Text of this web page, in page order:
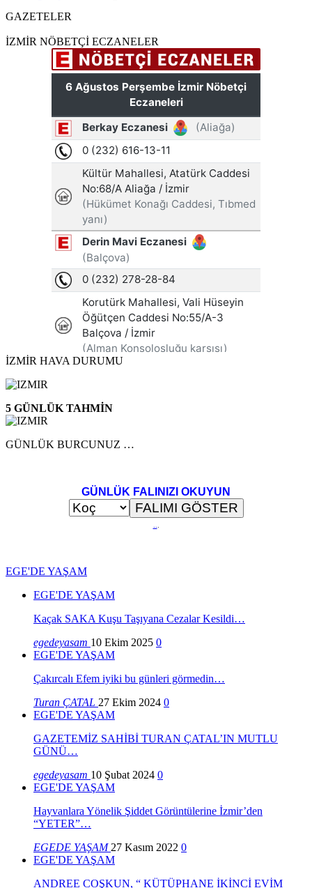
GAZETELER
İZMİR NÖBETÇİ ECZANELER
İZMİR HAVA DURUMU
5 GÜNLÜK TAHMİN
GÜNLÜK BURCUNUZ …
GÜNLÜK FALINIZI OKUYUN
...
EGE'DE YAŞAM
EGE'DE YAŞAM
Kaçak SAKA Kuşu Taşıyana Cezalar Kesildi…
egedeyasam 10 Ekim 2025 0
EGE'DE YAŞAM
Çakırcalı Efem iyiki bu günleri görmedin…
Turan ÇATAL 27 Ekim 2024 0
EGE'DE YAŞAM
GAZETEMİZ SAHİBİ TURAN ÇATAL’IN MUTLU
GÜNÜ…
egedeyasam 10 Şubat 2024 0
EGE'DE YAŞAM
Hayvanlara Yönelik Şiddet Görüntülerine İzmir’den
“YETER”…
EGEDE YAŞAM 27 Kasım 2022 0
EGE'DE YAŞAM
ANDREE COŞKUN, “ KÜTÜPHANE İKİNCİ EVİM